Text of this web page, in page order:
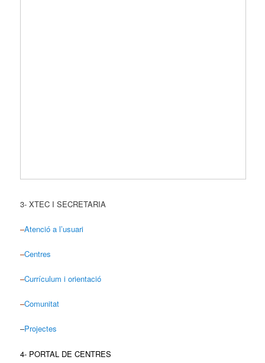
3- XTEC I SECRETARIA
–Atenció a l’usuari
–Centres
–Currículum i orientació
–Comunitat
–Projectes
4- PORTAL DE CENTRES